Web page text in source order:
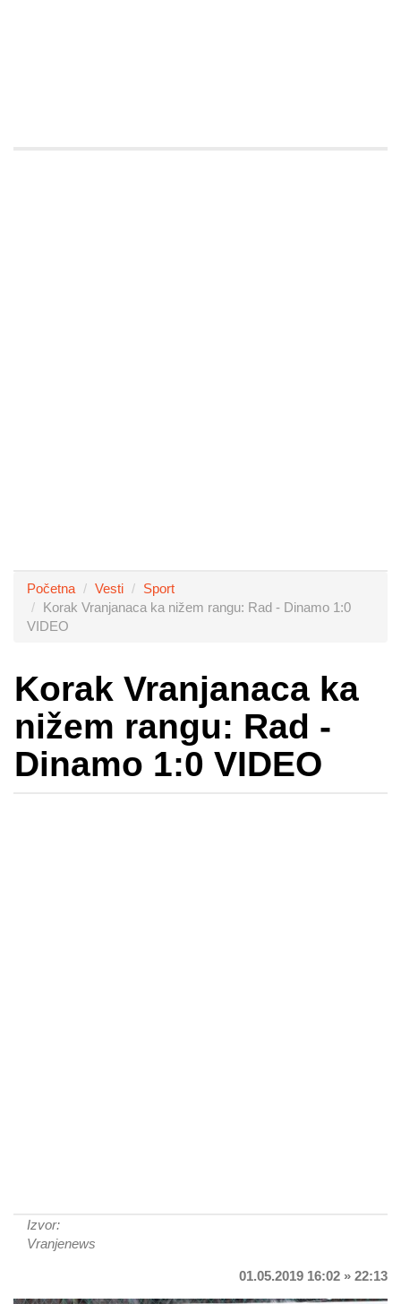
Početna Vesti
Sport
Korak Vranjanaca ka nižem rangu: Rad - Dinamo 1:0
VIDEO
Korak Vranjanaca ka
nižem rangu: Rad -
Dinamo 1:0 VIDEO
Izvor:
Vranjenews
01.05.2019 16:02 » 22:13